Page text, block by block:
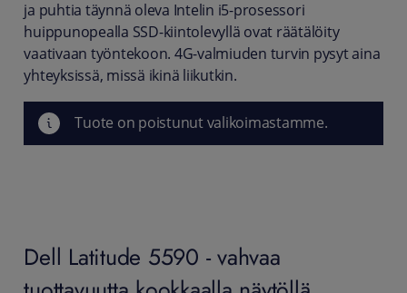
ja puhtia täynnä oleva Intelin i5-prosessori
huippunopealla SSD-kiintolevyllä ovat räätälöity
vaativaan työntekoon. 4G-valmiuden turvin pysyt aina
yhteyksissä, missä ikinä liikutkin.
Tuote on poistunut valikoimastamme.
Dell Latitude 5590 - vahvaa